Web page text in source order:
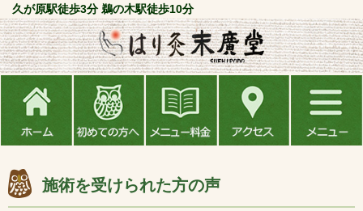
久が原駅徒歩3分 鵜の木駅徒歩10分
施術を受けられた方の声